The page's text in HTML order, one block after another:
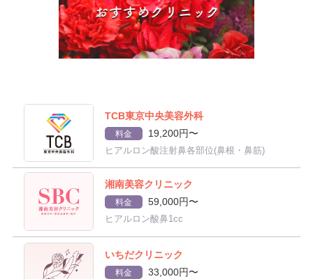
TCB東京中央美容外科
料金 19,200円〜
ヒアルロン酸注射鼻各部位(鼻根・鼻筋)
湘南美容クリニック
料金 59,000円〜
ヒアルロン酸鼻1cc
いちだクリニック
料金 33,000円〜